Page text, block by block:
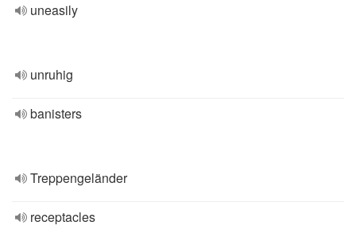
uneasily
unruhig
banisters
Treppengeländer
receptacles